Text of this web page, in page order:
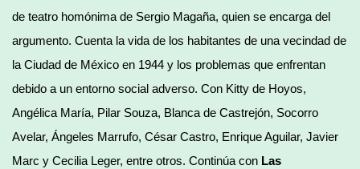
de teatro homónima de Sergio Magaña, quien se encarga del
argumento. Cuenta la vida de los habitantes de una vecindad de
la Ciudad de México en 1944 y los problemas que enfrentan
debido a un entorno social adverso. Con Kitty de Hoyos,
Angélica María, Pilar Souza, Blanca de Castrejón, Socorro
Avelar, Ángeles Marrufo, César Castro, Enrique Aguilar, Javier
Marc y Cecilia Leger, entre otros. Continúa con Las